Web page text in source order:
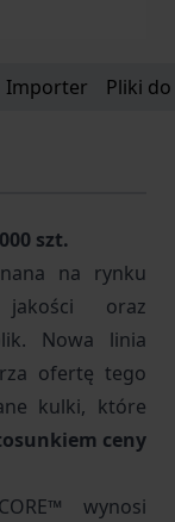
Importer Pliki
szt.
na rynku
oraz
Nowa linia
ofertę tego
kulki, które
ceny
wynosi